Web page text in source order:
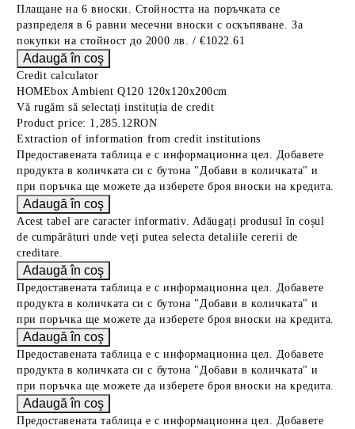
Плащане на 6 вноски. Стойността на поръчката се
разпределя в 6 равни месечни вноски с оскъпяване. За
покупки на стойност до 2000 лв. / €1022.61
Credit calculator
HOMEbox Ambient Q120 120x120x200cm
Vă rugăm să selectați instituția de credit
Product price: 1,285.12RON
Extraction of information from credit institutions
Предоставената таблица е с информационна цел. Добавете
продукта в количката си с бутона "Добави в количката" и
при поръчка ще можете да изберете броя вноски на кредита.
Acest tabel are caracter informativ. Adăugați produsul în coșul
de cumpărături unde veți putea selecta detaliile cererii de
creditare.
Предоставената таблица е с информационна цел. Добавете
продукта в количката си с бутона "Добави в количката" и
при поръчка ще можете да изберете броя вноски на кредита.
Предоставената таблица е с информационна цел. Добавете
продукта в количката си с бутона "Добави в количката" и
при поръчка ще можете да изберете броя вноски на кредита.
Предоставената таблица е с информационна цел. Добавете